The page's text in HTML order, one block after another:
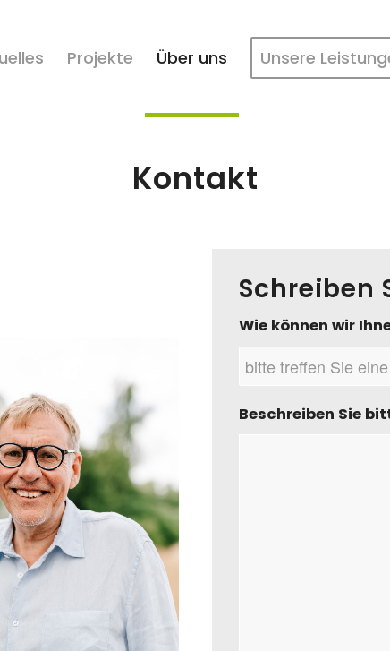
Projekte Über uns Unsere
Kontakt
Schreiben
Wie können wir
Beschreiben Sie